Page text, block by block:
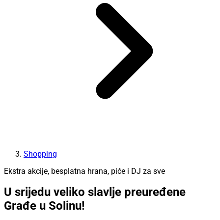
Shopping
Ekstra akcije, besplatna hrana, piće i DJ za sve
U srijedu veliko slavlje preuređene
Građe u Solinu!